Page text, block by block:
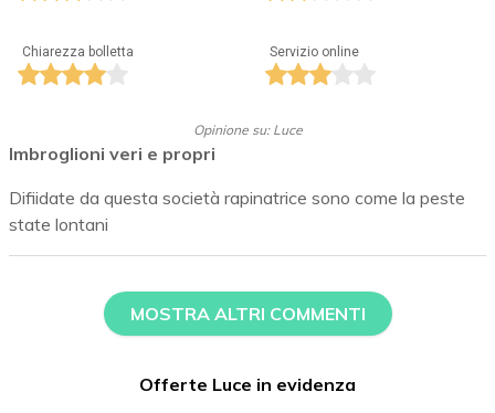
Chiarezza bolletta Servizio online
Opinione su: Luce
Imbroglioni veri e propri
Difiidate da questa società rapinatrice sono come la peste
state lontani
MOSTRA ALTRI COMMENTI
Offerte Luce in evidenza